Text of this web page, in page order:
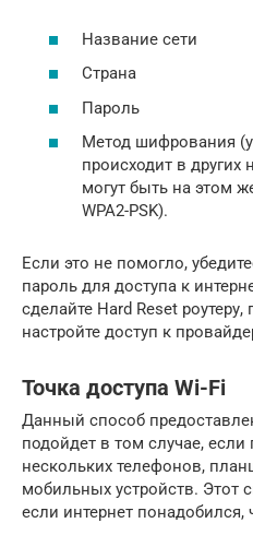
Название сети
Страна
Пароль
Метод шифрования
происходит в других
могут быть на этом
WPA2-PSK).
Если это не помогло,
пароль для доступа к
сделайте Hard Reset
настройте доступ к
Точка доступа Wi-Fi
Данный способ
подойдет в том случае,
нескольких телефонов,
мобильных устройств. Этот
если интернет понадобился,